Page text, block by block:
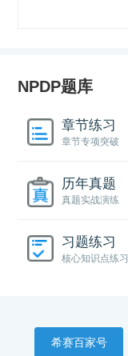
NPDP题库
章节练习
章节专项突破
历年真题
真题实战演练
习题练习
核心知识点练习
希赛百家号